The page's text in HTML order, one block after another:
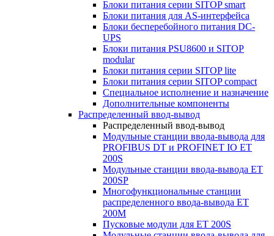
Блоки питания серии SITOP smart
Блоки питания для AS-интерфейса
Блоки бесперебойного питания DC-
UPS
Блоки питания PSU8600 и SITOP
modular
Блоки питания серии SITOP lite
Блоки питания серии SITOP compact
Специальное исполнение и назначение
Дополнительные компоненты
Распределенный ввод-вывод
Распределенный ввод-вывод
Модульные станции ввода-вывода для
PROFIBUS DT и PROFINET IO ET
200S
Модульные станции ввода-вывода ET
200SP
Многофункциональные станции
распределенного ввода-вывода ET
200M
Пусковые модули для ET 200S